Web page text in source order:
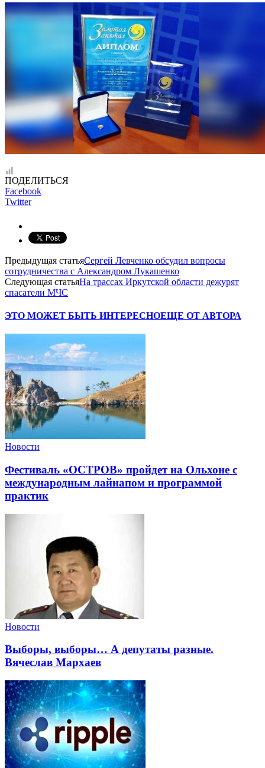
ПОДЕЛИТЬСЯ
Facebook
Twitter
Предыдущая статьяСергей Левченко обсудил вопросы
сотрудничества с Александром Лукашенко
Следующая статьяНа трассах Иркутской области дежурят
спасатели МЧС
ЭТО МОЖЕТ БЫТЬ ИНТЕРЕСНОЕЩЕ ОТ АВТОРА
Новости
Фестиваль «ОСТРОВ» пройдет на Ольхоне с
международным лайнапом и программой
практик
Новости
Выборы, выборы… А депутаты разные.
Вячеслав Мархаев